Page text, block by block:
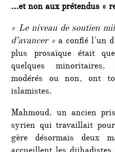
…et non aux prétendus «
« Le niveau de soutien
d’avancer » a confié l’un
plus prosaïque était
quelques
modérés ou non, ont
islamistes.
Mahmoud, un ancien
syrien qui travaillait
gère désormais deux